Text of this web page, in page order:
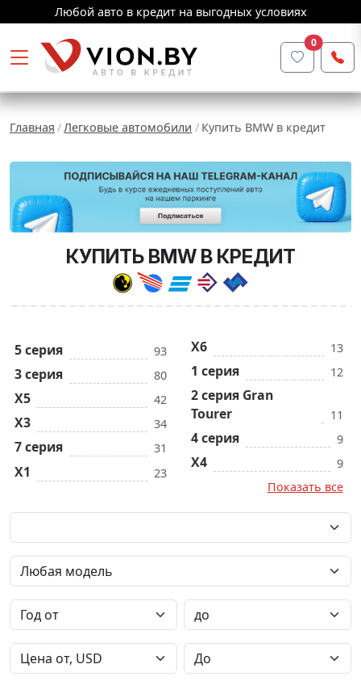
Любой авто в кредит на выгодных условиях
0
Главная Легковые автомобили Купить BMW в кредит
КУПИТЬ BMW В КРЕДИТ
5 серия 93
3 серия 80
X5 42
X3 34
7 серия 31
X1 23
X6 13
1 серия 12
2 серия Gran
Tourer
11
4 серия 9
X4
9
Показать все